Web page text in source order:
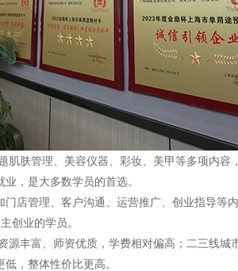
肤管理、美容仪器、彩妆、美甲等多项内容
，是大多数学员的首选。
店管理、客户沟通、运营推广、创业指导等
创业的学员。
富、师资优质，学费相对偏高；二三线城
，整体性价比更高。